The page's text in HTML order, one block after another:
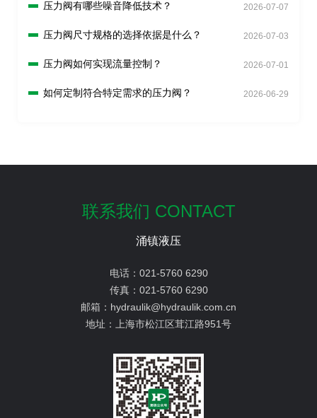
压力阀有哪些噪音降低技术？ 2026-07-07
压力阀尺寸规格的选择依据是什么？ 2026-07-03
压力阀如何实现流量控制？ 2026-07-01
如何定制符合特定需求的压力阀？ 2026-06-29
联系我们 CONTACT
涌镇液压
电话： 021-5760 6290
传真： 021-5760 6290
邮箱： hydraulik@hydraulik.com.cn
地址：
上海市松江区茸江路951号